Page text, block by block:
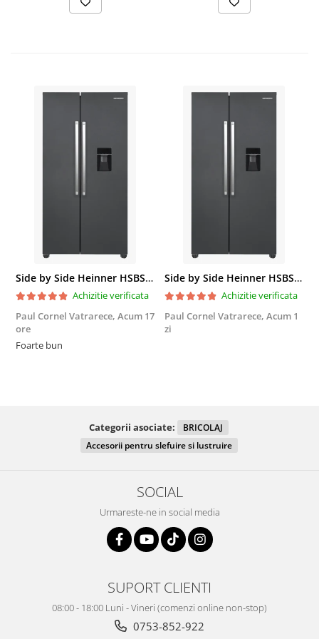
Side by Side Heinner HSBS-HM439NFINVDGWDE++, Total No Frost, Compresor Inverter, Dozator Apa, Display Touch LED, 439 L, Clasa E, Gri Antracit Texturat
Achizitie verificata
Paul Cornel Vatrarece, Acum 17
ore
Foarte bun
Side by Side Heinner HSBS-HM439NFINVDGWDE++, Total No Frost, Compresor Inverter, Dozator Apa, Display Touch LED, 439 L, Clasa E, Gri Antracit Texturat
Achizitie verificata
Paul Cornel Vatrarece, Acum 1
zi
Categorii asociate:
BRICOLAJ
Accesorii pentru slefuire si lustruire
SOCIAL
Urmareste-ne in social media
SUPORT CLIENTI
08:00 - 18:00 Luni - Vineri (comenzi online non-stop)
0753-852-922